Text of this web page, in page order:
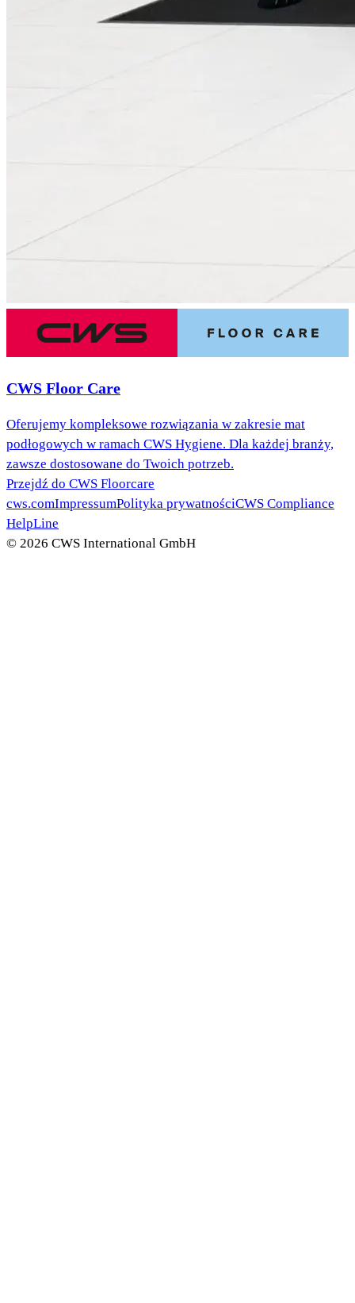
CWS Floor Care
Oferujemy kompleksowe rozwiązania w zakresie mat
podłogowych w ramach CWS Hygiene. Dla każdej branży,
zawsze dostosowane do Twoich potrzeb.
Przejdź do CWS Floorcare
cws.comImpressumPolityka prywatnościCWS Compliance
HelpLine
© 2026 CWS International GmbH